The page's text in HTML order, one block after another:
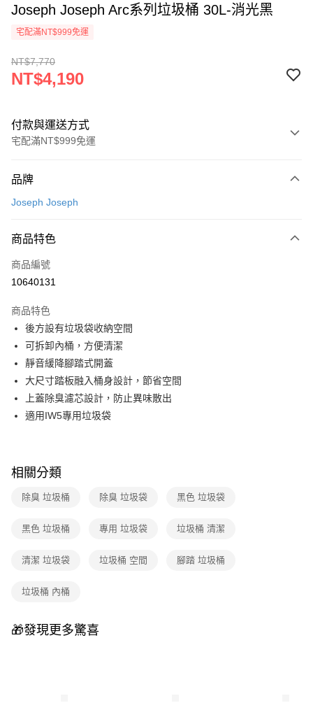
Joseph Joseph Arc系列垃圾桶 30L-消光黑
宅配滿NT$999免運
NT$7,770
NT$4,190
付款與運送方式
宅配滿NT$999免運
信用卡一次付款
3 期 0 利率 每期
合作金庫商業銀行
上海商業儲蓄銀行
臺灣中小企業銀行
匯豐（台灣）商業銀行
聯邦商業銀行
元大商業銀行
玉山商業銀行
星展（台灣）商業銀行
台灣樂天信用卡公司
合作金庫商業銀行
上海商業儲蓄銀行
國泰世華商業銀行
匯豐（台灣）商業銀行
聯邦商業銀行
元大商業銀行
永豐商業銀行
玉山商業銀行
星展（台灣）商業銀行
台新國際商業銀行
即享券
LINE Pay
Apple Pay
街口支付
Google Pay
ATM付款
宅配
品牌
Joseph Joseph
商品特色
商品編號
10640131
商品特色
後方設有垃圾袋收納空間
可拆卸內桶，方便清潔
靜音緩降腳踏式開蓋
大尺寸踏板融入桶身設計，節省空間
上蓋除臭濾芯設計，防止異味散出
適用IW5專用垃圾袋
相關分類
除臭 垃圾桶 除臭 垃圾袋 黑色 垃圾袋
黑色 垃圾桶 專用 垃圾袋 垃圾桶 清潔
清潔 垃圾袋 垃圾桶 空間 腳踏 垃圾桶
垃圾桶 內桶
🎁發現更多驚喜